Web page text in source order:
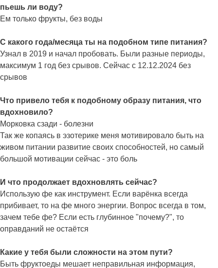
пьешь ли воду?
Ем только фрукты, без воды
С какого года/месяца ты на подобном типе питания?
Узнал в 2019 и начал пробовать. Были разные периоды,
максимум 1 год без срывов. Сейчас с 12.12.2024 без
срывов
Что привело тебя к подобному образу питания, что
вдохновило?
Морковка сзади - болезни
Так же копаясь в эзотерике меня мотивировало быть на
живом питании развитие своих способностей, но самый
большой мотивации сейчас - это боль
И что продолжает вдохновлять сейчас?
Использую фе как инструмент. Если варёнка всегда
прибивает, то на фе много энергии. Вопрос всегда в том,
зачем тебе фе? Если есть глубинное "почему?", то
оправданий не остаётся
Какие у тебя были сложности на этом пути?
Быть фруктоеды мешает неправильная информация,